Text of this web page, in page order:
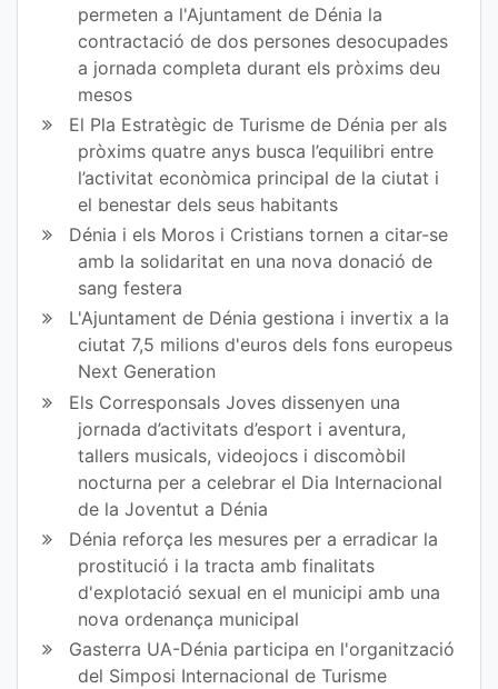
permeten a l'Ajuntament de Dénia la
contractació de dos persones desocupades
a jornada completa durant els pròxims deu
mesos
El Pla Estratègic de Turisme de Dénia per als
pròxims quatre anys busca l’equilibri entre
l’activitat econòmica principal de la ciutat i
el benestar dels seus habitants
Dénia i els Moros i Cristians tornen a citar-se
amb la solidaritat en una nova donació de
sang festera
L'Ajuntament de Dénia gestiona i invertix a la
ciutat 7,5 milions d'euros dels fons europeus
Next Generation
Els Corresponsals Joves dissenyen una
jornada d’activitats d’esport i aventura,
tallers musicals, videojocs i discomòbil
nocturna per a celebrar el Dia Internacional
de la Joventut a Dénia
Dénia reforça les mesures per a erradicar la
prostitució i la tracta amb finalitats
d'explotació sexual en el municipi amb una
nova ordenança municipal
Gasterra UA-Dénia participa en l'organització
del Simposi Internacional de Turisme